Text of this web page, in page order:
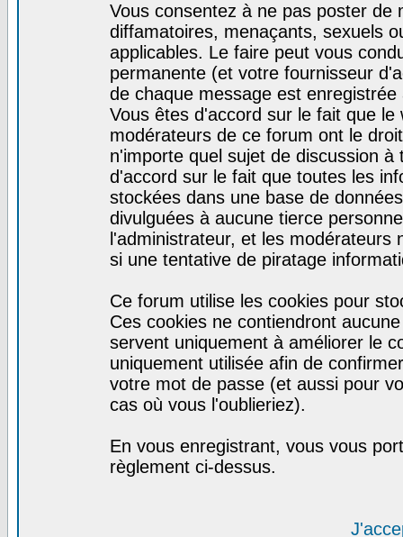
Vous consentez à ne pas poster de
diffamatoires, menaçants, sexuels
applicables. Le faire peut vous
permanente (et votre fournisseur
de chaque message est
Vous êtes d'accord sur le fait que
modérateurs de ce forum ont le
n'importe quel sujet de discussion
d'accord sur le fait que toutes les
stockées dans une base de
divulguées à aucune tierce
l'administrateur, et les
si une tentative de piratage
Ce forum utilise les cookies pour
Ces cookies ne contiendront
servent uniquement à améliorer le
uniquement utilisée afin de
votre mot de passe (et aussi pour
cas où vous l'oublieriez).
En vous enregistrant, vous vous
règlement ci-dessus.